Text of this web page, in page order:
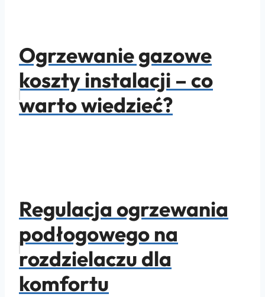
Ogrzewanie gazowe
koszty instalacji – co
warto wiedzieć?
Regulacja ogrzewania
podłogowego na
rozdzielaczu dla
komfortu